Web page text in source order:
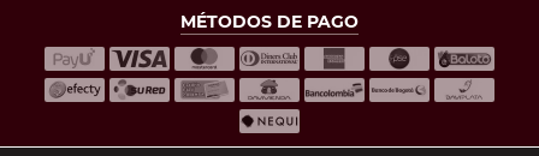
MÉTODOS DE PAGO